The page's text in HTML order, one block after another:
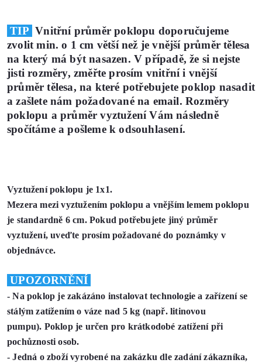
TIP Vnitřní průměr poklopu doporučujeme
zvolit min. o 1 cm větší než je vnější průměr tělesa
na který má být nasazen. V případě, že si nejste
jisti rozměry, změřte prosím vnitřní i vnější
průměr tělesa, na které potřebujete poklop nasadit
a zašlete nám požadované na email. Rozměry
poklopu a průměr vyztužení Vám následně
spočítáme a pošleme k odsouhlasení.
Vyztužení poklopu je 1x1.
Mezera mezi vyztužením poklopu a vnějším lemem poklopu
je standardně 6 cm. Pokud potřebujete jiný průměr
vyztužení, uveďte prosím požadované do poznámky v
objednávce.
UPOZORNĚNÍ
- Na poklop je zakázáno instalovat technologie a zařízení se
stálým zatížením o váze nad 5 kg (např. litinovou
pumpu). Poklop je určen pro krátkodobé zatížení při
pochůznosti osob.
- Jedná o zboží vyrobené na zakázku dle zadání zákazníka,